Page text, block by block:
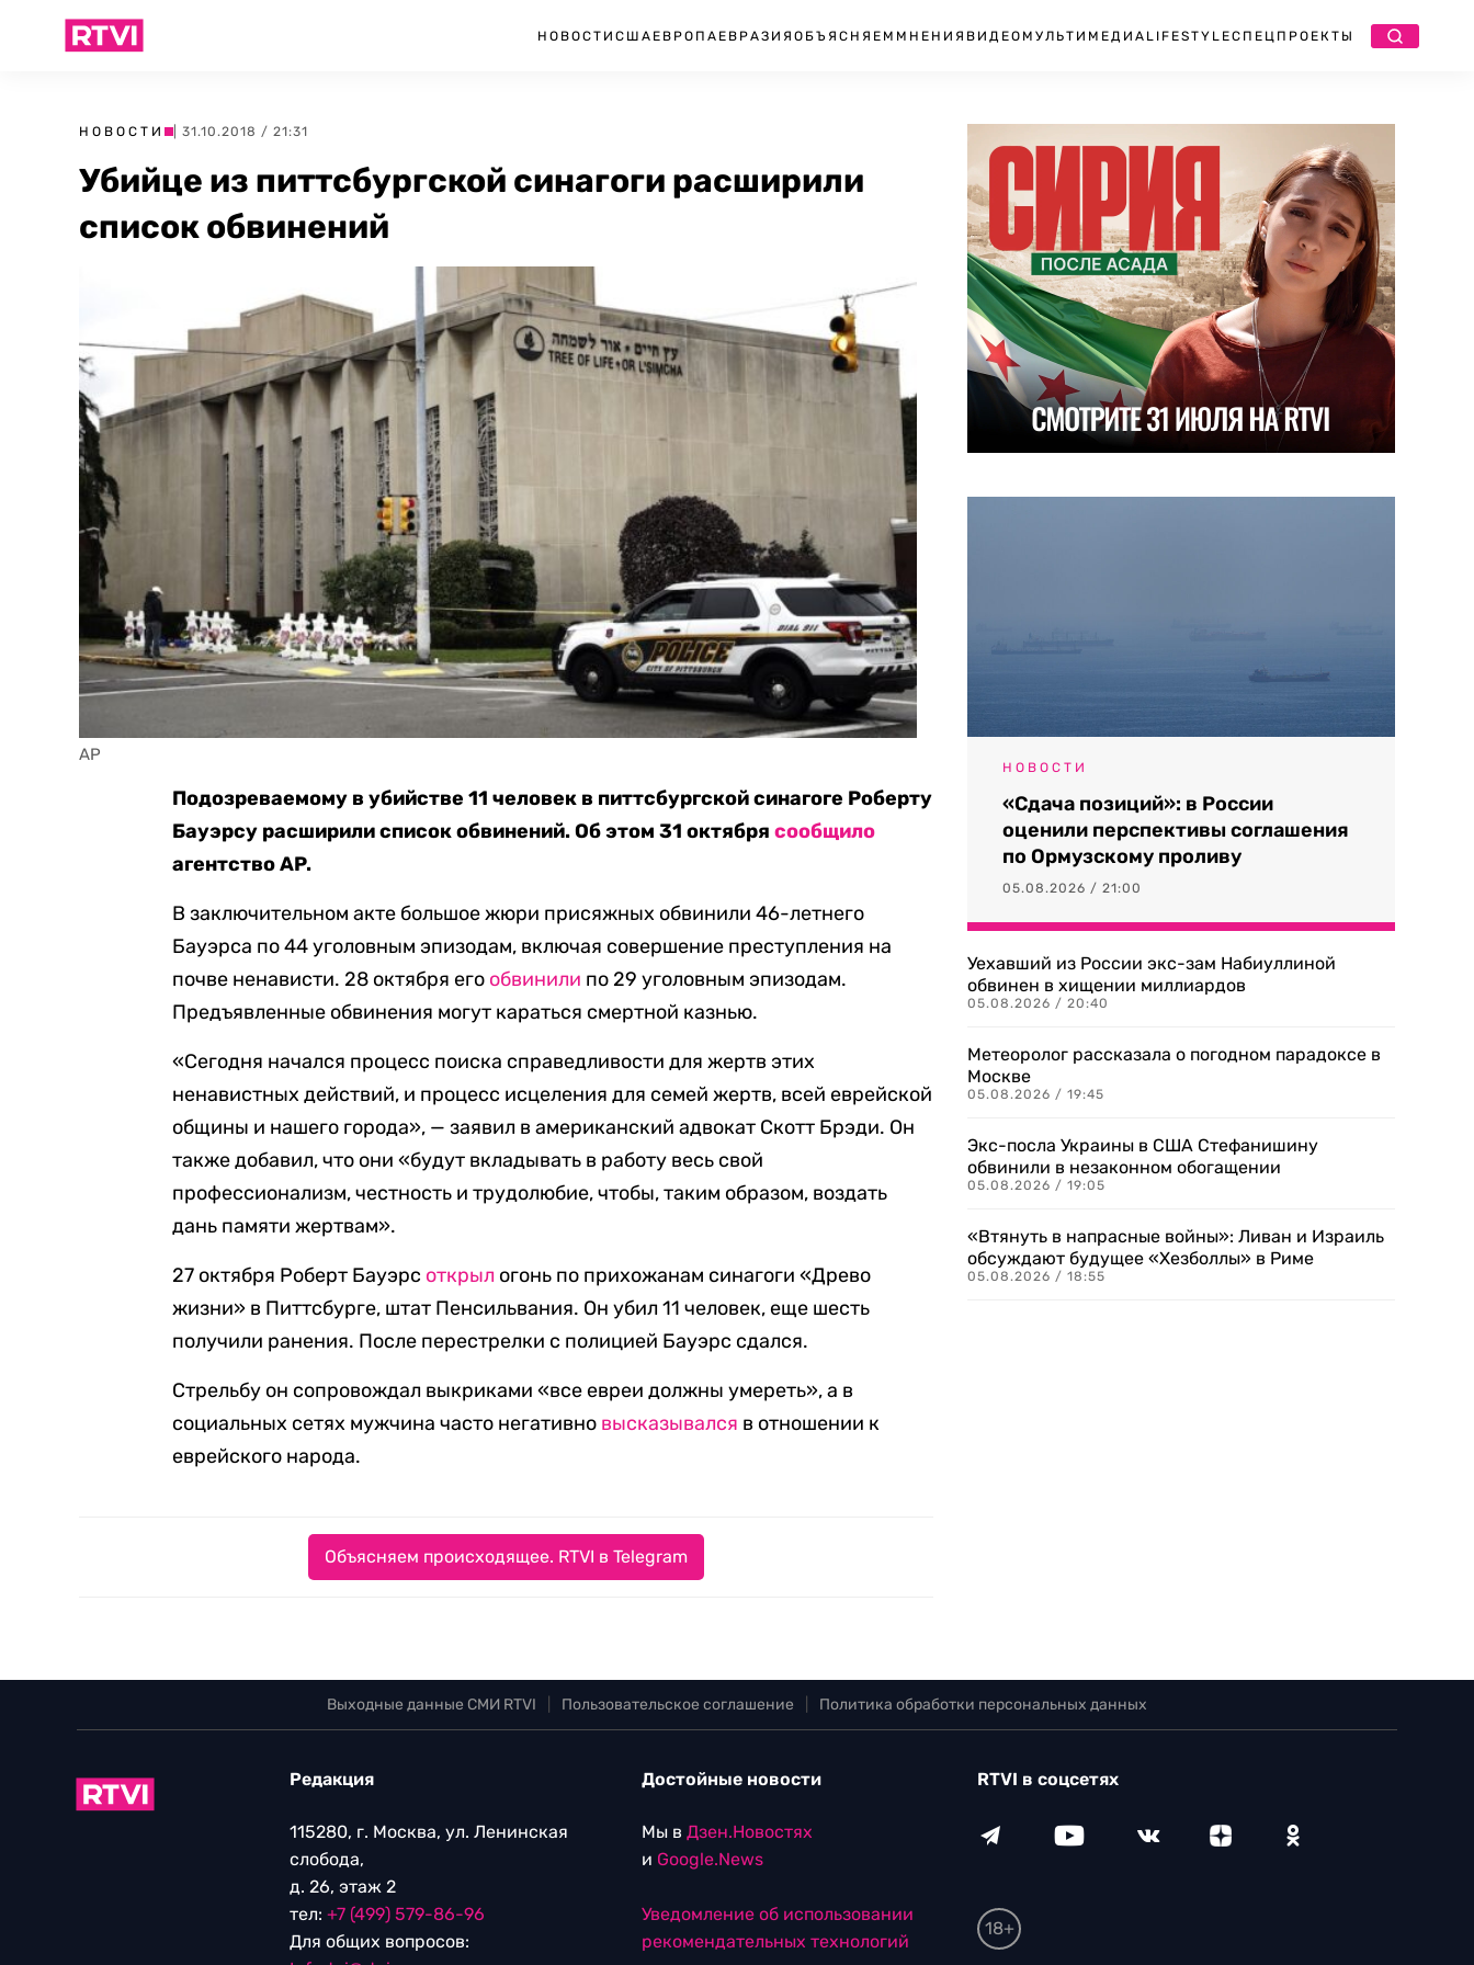
НОВОСТИ США ЕВРОПА ЕВРАЗИЯ ОБЪЯСНЯЕМ МНЕНИЯ ВИДЕО МУЛЬТИМЕДИА LIFESTYLEСПЕЦПРОЕКТЫ
НОВОСТИ | 31.10.2018 / 21:31
Убийце из питтсбургской синагоги расширили
список обвинений
AP
Подозреваемому в убийстве 11 человек в питтсбургской синагоге Роберту
Бауэрсу расширили список обвинений. Об этом 31 октябрясообщило
агентство AP.
В заключительном акте большое жюри присяжных обвинили 46-летнего
Бауэрса по 44 уголовным эпизодам, включая совершение преступления на
почве ненависти. 28 октября его обвинили по 29 уголовным эпизодам.
Предъявленные обвинения могут караться смертной казнью.
«Сегодня начался процесс поиска справедливости для жертв этих
ненавистных действий, и процесс исцеления для семей жертв, всей еврейской
общины и нашего города», — заявил в американский адвокат Скотт Брэди. Он
также добавил, что они «будут вкладывать в работу весь свой
профессионализм, честность и трудолюбие, чтобы, таким образом, воздать
дань памяти жертвам».
27 октября Роберт Бауэрс открыл огонь по прихожанам синагоги «Древо
жизни» в Питтсбурге, штат Пенсильвания. Он убил 11 человек, еще шесть
получили ранения. После перестрелки с полицией Бауэрс сдался.
Стрельбу он сопровождал выкриками «все евреи должны умереть», а в
социальных сетях мужчина часто негативно высказывался в отношении к
еврейского народа.
Объясняем происходящее. RTVI в Telegram
НОВОСТИ
«Сдача позиций»: в России
оценили перспективы соглашения
по Ормузскому проливу
05.08.2026 / 21:00
Уехавший из России экс-зам Набиуллиной
обвинен в хищении миллиардов
05.08.2026 / 20:40
Метеоролог рассказала о погодном парадоксе в
Москве
05.08.2026 / 19:45
Экс-посла Украины в США Стефанишину
обвинили в незаконном обогащении
05.08.2026 / 19:05
«Втянуть в напрасные войны»: Ливан и Израиль
обсуждают будущее «Хезболлы» в Риме
05.08.2026 / 18:55
Выходные данные СМИ RTVI Пользовательское соглашение Политика обработки персональных данных
Редакция
115280, г. Москва, ул. Ленинская
слобода,
д. 26, этаж 2
тел: +7 (499) 579-86-96
Для общих вопросов:
Достойные новости
Мы в Дзен.Новостях
и Google.News
Уведомление об использовании
рекомендательных технологий
RTVI в соцсетях
18+